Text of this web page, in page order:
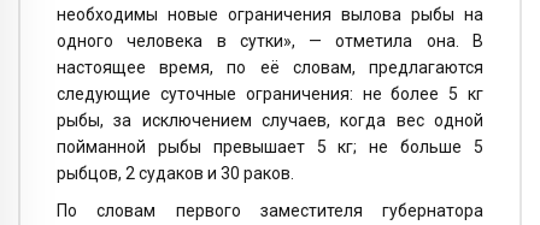
необходимы новые ограничения вылова рыбы на
одного человека в сутки», — отметила она. В
настоящее время, по её словам, предлагаются
следующие суточные ограничения: не более 5 кг
рыбы, за исключением случаев, когда вес одной
пойманной рыбы превышает 5 кг; не больше 5
рыбцов, 2 судаков и 30 раков.
По словам первого заместителя губернатора